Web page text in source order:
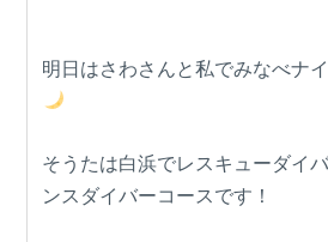
明日はさわさんと私でみなべナ
そうたは白浜でレスキューダイ
ンスダイバーコースです！